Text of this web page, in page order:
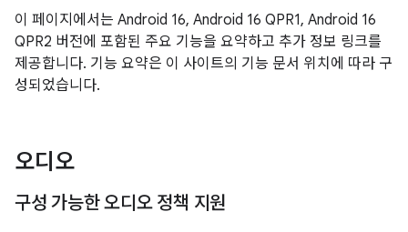
이 페이지에서는 Android 16, Android 16 QPR1, Android 16
QPR2 버전에 포함된 주요 기능을 요약하고 추가 정보 링크를
제공합니다. 기능 요약은 이 사이트의 기능 문서 위치에 따라 구
성되었습니다.
오디오
구성 가능한 오디오 정책 지원